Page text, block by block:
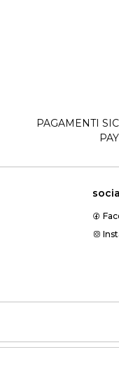
PAGAMENTI